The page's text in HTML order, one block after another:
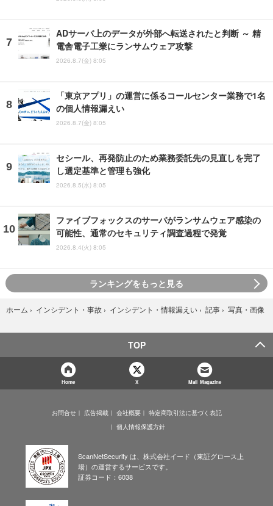
ADサーバ上のデータが外部へ転送されたと判断 ～ 精
電舎電子工業にランサムウェア攻撃
2026.8.7(金) 8:05
「東京アプリ」の運営に係るコールセンター業務で1名
の個人情報漏えい
2026.8.7(金) 8:05
セシール、再発防止のため業務委託先の見直しを完了
し選定基準と管理も強化
2026.8.5(水) 8:05
ファイブフォックスのサーバがランサムウェア感染の
可能性、通常のセキュリティ調査過程で発覚
2026.8.4(火) 8:05
ランキングをもっと見る
ホーム › インシデント・事故 › インシデント・情報漏えい › 記事 › 写真・画像
TOP
Home X Mail Magazine
お問合せ 広告掲載 会社概要
特定商取引法に基づく表記
個人情報保護方針
ScanNetSecurity は、株式会社イード（東証グロース上
場）の運営するサービスです。
証券コード：6038